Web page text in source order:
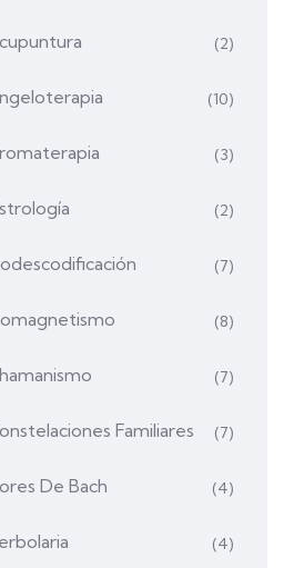
(2)
(10)
(3)
(2)
(7)
(8)
(7)
Familiares (7)
De Bach (4)
(4)